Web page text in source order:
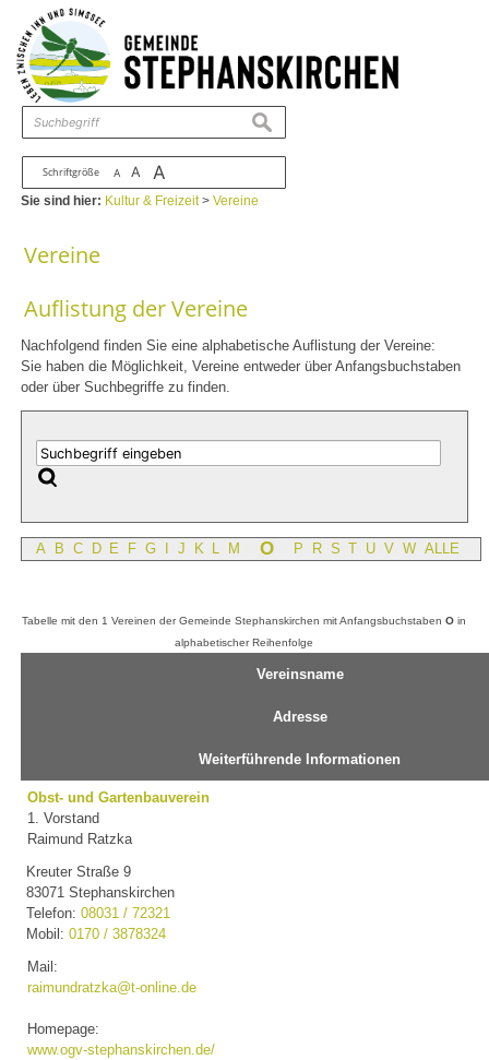
Zum Inhalt ,zur Navigation
Schriftgröße A A A
suchen
Sie sind hier: Kultur & Freizeit>Vereine
Vereine
Auflistung der Vereine
Nachfolgend finden Sie eine alphabetische Auflistung der Vereine:
Sie haben die Möglichkeit, Vereine entweder über Anfangsbuchstaben
oder über Suchbegriffe zu finden.
A B C D E F G I J K L M O P R S T U V W ALLE
Tabelle mit den 1 Vereinen der Gemeinde Stephanskirchen mit AnfangsbuchstabenO in
alphabetischer Reihenfolge
Vereinsname
Adresse
Weiterführende Informationen
Obst- und Gartenbauverein
1. Vorstand
Raimund Ratzka
Kreuter Straße 9
83071 Stephanskirchen
Telefon:08031 / 72321
Mobil:0170 / 3878324
Mail:
raimundratzka@t-online.de
Homepage:
www.ogv-stephanskirchen.de/